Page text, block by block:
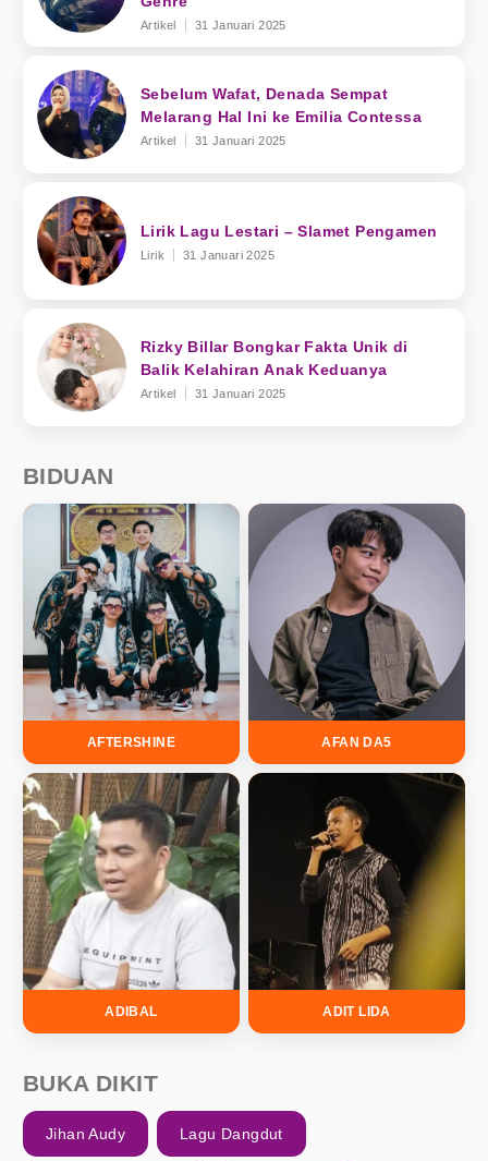
Artikel 31 Januari 2025
Sebelum Wafat, Denada Sempat
Melarang Hal Ini ke Emilia Contessa
Artikel 31 Januari 2025
Lirik Lagu Lestari – Slamet Pengamen
Lirik 31 Januari 2025
Rizky Billar Bongkar Fakta Unik di
Balik Kelahiran Anak Keduanya
Artikel 31 Januari 2025
BIDUAN
AFTERSHINE AFAN DA5
ADIBAL ADIT LIDA
BUKA DIKIT
Jihan Audy Lagu Dangdut